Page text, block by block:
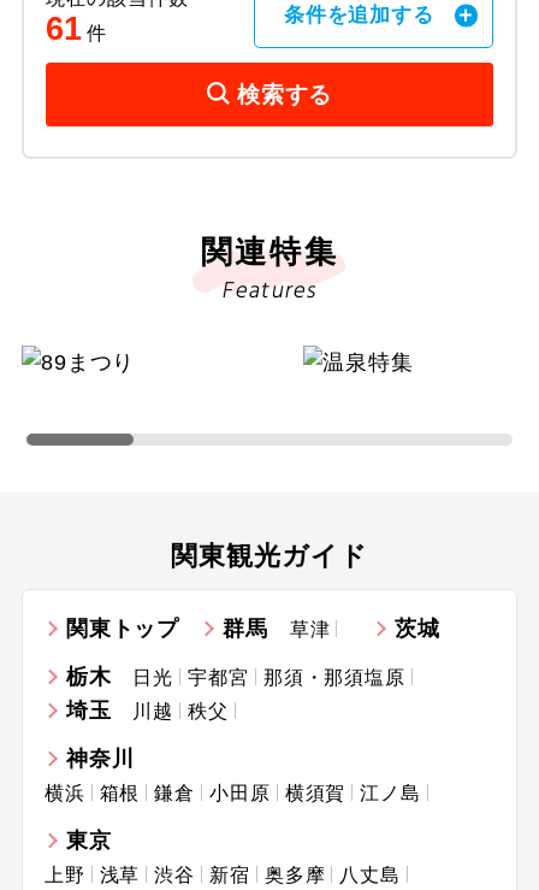
61 件
条件を追加する
検索する
関連特集
Features
関東観光ガイド
関東トップ 群馬 草津
茨城
栃木
日光 宇都宮 那須・那須塩原
埼玉 川越 秩父
神奈川
横浜 箱根 鎌倉 小田原 横須賀 江ノ島
東京
上野 浅草 渋谷 新宿 奥多摩
八丈島